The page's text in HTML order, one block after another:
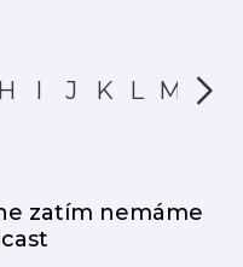
H I J K L M N
zatím nemáme